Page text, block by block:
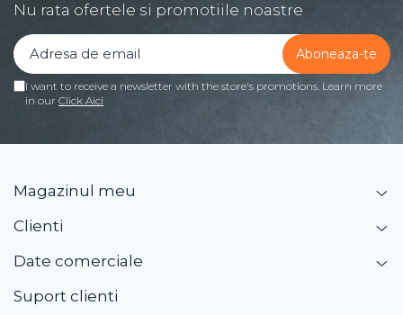
Nu rata ofertele si promotiile noastre
I want to receive a newsletter with the store's promotions. Learn more
in our Click Aici
Magazinul meu
Clienti
Date comerciale
Suport clienti